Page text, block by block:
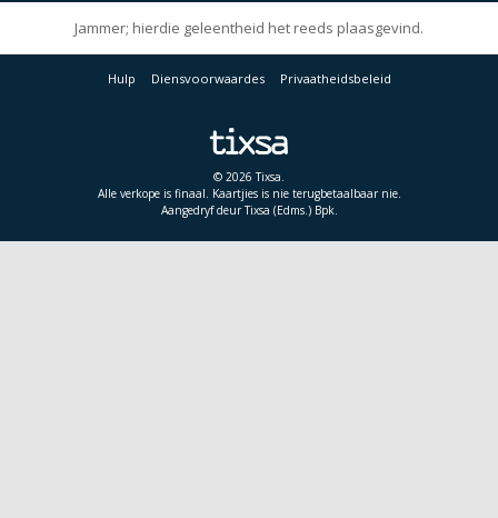
Jammer; hierdie geleentheid het reeds plaasgevind.
Hulp Diensvoorwaardes Privaatheidsbeleid
© 2026 Tixsa.
Alle verkope is finaal. Kaartjies is nie terugbetaalbaar nie.
Aangedryf deur Tixsa (Edms.) Bpk.